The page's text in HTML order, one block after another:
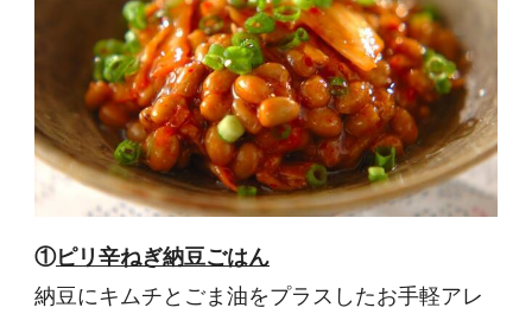
①ピリ辛ねぎ納豆ごはん
納豆にキムチとごま油をプラスしたお手軽アレ